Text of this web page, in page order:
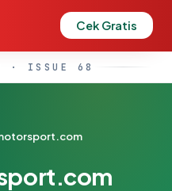
Cek Gratis
· ISSUE 68